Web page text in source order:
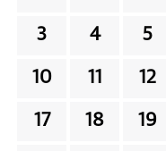
3 4 5
10 11 12
17 18 19